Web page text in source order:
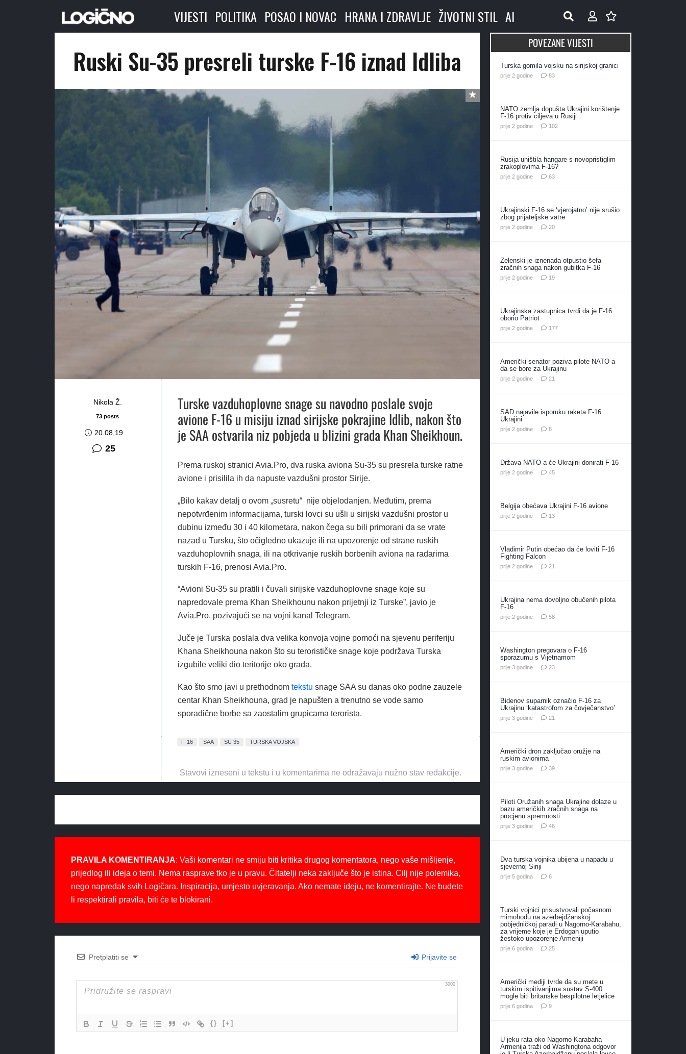
VIJESTI POLITIKA POSAO I NOVAC HRANA I ZDRAVLJE ŽIVOTNI STIL AI
Ruski Su-35 presreli turske F-16 iznad Idliba
Nikola Ž.
73 posts
20.08.19
25komentara
Turske vazduhoplovne snage su navodno poslale svoje
avione F-16 u misiju iznad sirijske pokrajine Idlib, nakon što
je SAA ostvarila niz pobjeda u blizini grada Khan Sheikhoun.
Prema ruskoj stranici Avia.Pro, dva ruska aviona Su-35 su presrela turske ratne
avione i prisilila ih da napuste vazdušni prostor Sirije.
„Bilo kakav detalj o ovom „susretu“ nije objelodanjen. Međutim, prema
nepotvrđenim informacijama, turski lovci su ušli u sirijski vazdušni prostor u
dubinu između 30 i 40 kilometara, nakon čega su bili primorani da se vrate
nazad u Tursku, što očigledno ukazuje ili na upozorenje od strane ruskih
vazduhoplovnih snaga, ili na otkrivanje ruskih borbenih aviona na radarima
turskih F-16, prenosi Avia.Pro.
“Avioni Su-35 su pratili i čuvali sirijske vazduhoplovne snage koje su
napredovale prema Khan Sheikhounu nakon prijetnji iz Turske”, javio je
Avia.Pro, pozivajući se na vojni kanal Telegram.
Juče je Turska poslala dva velika konvoja vojne pomoći na sjevenu periferiju
Khana Sheikhouna nakon što su terorističke snage koje podržava Turska
izgubile veliki dio teritorije oko grada.
Kao što smo javi u prethodnom tekstu snage SAA su danas oko podne zauzele
centar Khan Sheikhouna, grad je napušten a trenutno se vode samo
sporadične borbe sa zaostalim grupicama terorista.
F-16 SAA SU 35 TURSKA VOJSKA
Stavovi izneseni u tekstu i u komentarima ne odražavaju nužno stav redakcije.
PRAVILA KOMENTIRANJA: Vaši komentari ne smiju biti kritika drugog komentatora, nego vaše mišljenje,
prijedlog ili ideja o temi. Nema rasprave tko je u pravu. Čitatelji neka zaključe što je istina. Cilj nije polemika,
nego napredak svih Logičara. Inspiracija, umjesto uvjeravanja. Ako nemate ideju, ne komentirajte. Ne budete
li respektirali pravila, biti će te blokirani.
Pretplatiti se Prijavite se
3000
{} [+]
POVEZANE VIJESTI
Turska gomila vojsku na sirijskoj granici
prije 2 godine 83komentara
NATO zemlja dopušta Ukrajini korištenje
F-16 protiv ciljeva u Rusiji
prije 2 godine 102komentara
Rusija uništila hangare s novopristiglim
zrakoplovima F-16?
prije 2 godine 63komentara
Ukrajinski F-16 se ‘vjerojatno’ nije srušio
zbog prijateljske vatre
prije 2 godine 20komentara
Zelenski je iznenada otpustio šefa
zračnih snaga nakon gubitka F-16
prije 2 godine 19komentara
Ukrajinska zastupnica tvrdi da je F-16
oborio Patriot
prije 2 godine 177komentara
Američki senator poziva pilote NATO-a
da se bore za Ukrajinu
prije 2 godine 21
SAD najavile isporuku raketa F-16
Ukrajini
prije 2 godine 8komentara
Država NATO-a će Ukrajini donirati F-16
prije 2 godine 45komentara
Belgija obećava Ukrajini F-16 avione
prije 2 godine 13komentara
Vladimir Putin obećao da će loviti F-16
Fighting Falcon
prije 2 godine 21
Ukrajina nema dovoljno obučenih pilota
F-16
prije 2 godine 58komentara
Washington pregovara o F-16
sporazumu s Vijetnamom
prije 3 godine 23komentara
Bidenov suparnik označio F-16 za
Ukrajinu ‘katastrofom za čovječanstvo’
prije 3 godine 21
Američki dron zaključao oružje na
ruskim avionima
prije 3 godine 39komentara
Piloti Oružanih snaga Ukrajine dolaze u
bazu američkih zračnih snaga na
procjenu spremnosti
prije 3 godine 46komentara
Dva turska vojnika ubijena u napadu u
sjevernoj Siriji
prije 5 godina 6komentara
Turski vojnici prisustvovali počasnom
mimohodu na azerbejdžanskoj
pobjedničkoj paradi u Nagorno-Karabahu,
za vrijeme koje je Erdogan uputio
žestoko upozorenje Armeniji
prije 6 godina 25komentara
Američki mediji tvrde da su mete u
turskim ispitivanjima sustav S-400
mogle biti britanske bespilotne letjelice
prije 6 godina 9komentara
U jeku rata oko Nagorno-Karabaha
Armenija traži od Washingtona odgovor